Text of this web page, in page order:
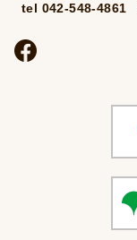
tel 042-548-4861